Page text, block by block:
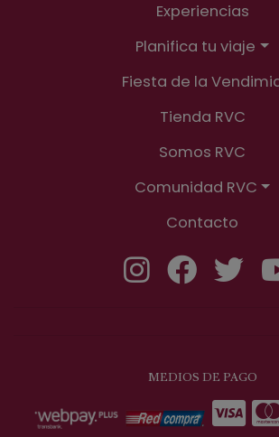
Experiencias
Planifica tu viaje
Fiesta de la
Tienda RVC
Somos RVC
Comunidad RVC
Contacto
MEDIOS DE PAGO